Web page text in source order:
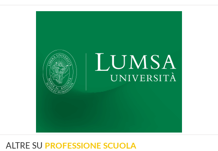
ALTRE SU PROFESSIONE SCUOLA